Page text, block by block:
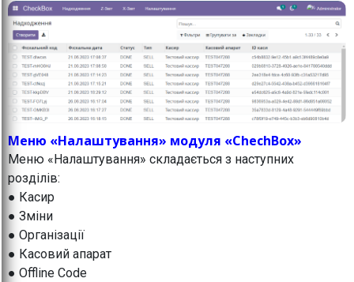
Меню «Налаштування» модуля «ChechBox»
Меню «Налаштування» складається з наступних
розділів:
● Касир
● Зміни
● Організації
● Касовий апарат
● Offline Code